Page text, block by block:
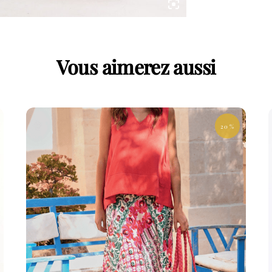
Vous aimerez aussi
20 %